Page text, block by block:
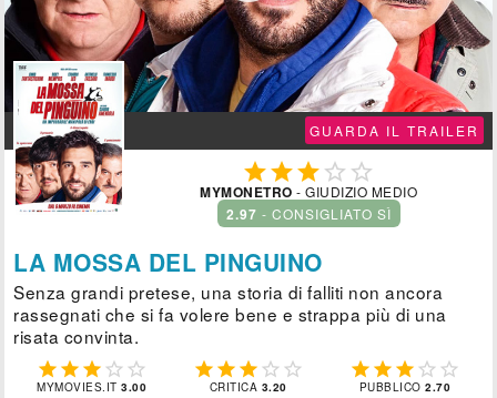
GUARDA IL TRAILER
  
MYMONETRO - GIUDIZIO MEDIO
2.97 - CONSIGLIATO SÌ
LA MOSSA DEL PINGUINO
Senza grandi pretese, una storia di falliti non ancora
rassegnati che si fa volere bene e strappa più di una
risata convinta.
    
MYMOVIES.IT3.00
    
CRITICA 3.20
    
PUBBLICO2.70